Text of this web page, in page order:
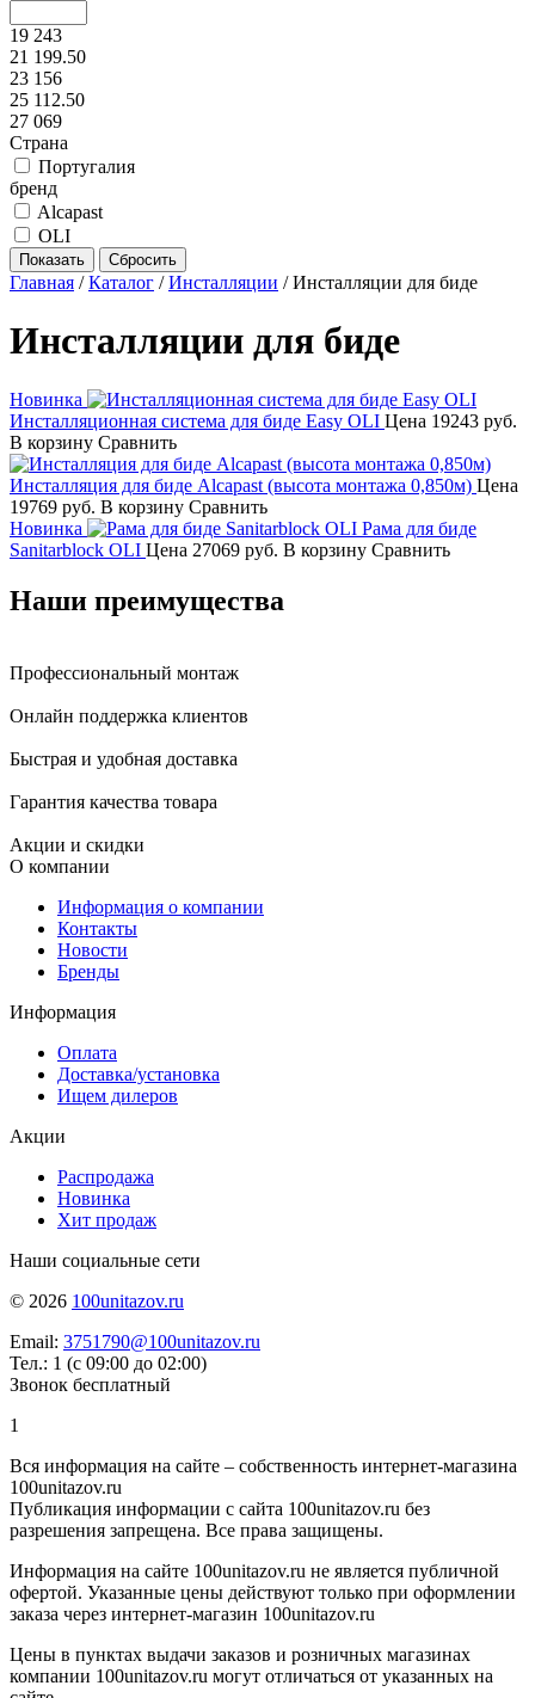
19 243
21 199.50
23 156
25 112.50
27 069
Страна
Португалия
бренд
Alcapast
OLI
Главная /Каталог /Инсталляции /Инсталляции для биде
Инсталляции для биде
Новинка
Инсталляционная система для биде Easy OLI Цена 19243 руб.
В корзину Сравнить
Инсталляция для биде Alcapast (высота монтажа 0,850м) Цена
19769 руб. В корзину Сравнить
Новинка
Рама для биде
Sanitarblock OLI Цена 27069 руб. В корзину Сравнить
Наши преимущества
Профессиональный монтаж
Онлайн поддержка клиентов
Быстрая и удобная доставка
Гарантия качества товара
Акции и скидки
О компании
Информация о компании
Контакты
Новости
Бренды
Информация
Оплата
Доставка/установка
Ищем дилеров
Акции
Распродажа
Новинка
Хит продаж
Наши социальные сети
© 2026 100unitazov.ru
Email: 3751790@100unitazov.ru
Тел.: 1 (с 09:00 до 02:00)
Звонок бесплатный
1
Вся информация на сайте – собственность интернет-магазина
100unitazov.ru
Публикация информации с сайта 100unitazov.ru без
разрешения запрещена. Все права защищены.
Информация на сайте 100unitazov.ru не является публичной
офертой. Указанные цены действуют только при оформлении
заказа через интернет-магазин 100unitazov.ru
Цены в пунктах выдачи заказов и розничных магазинах
компании 100unitazov.ru могут отличаться от указанных на